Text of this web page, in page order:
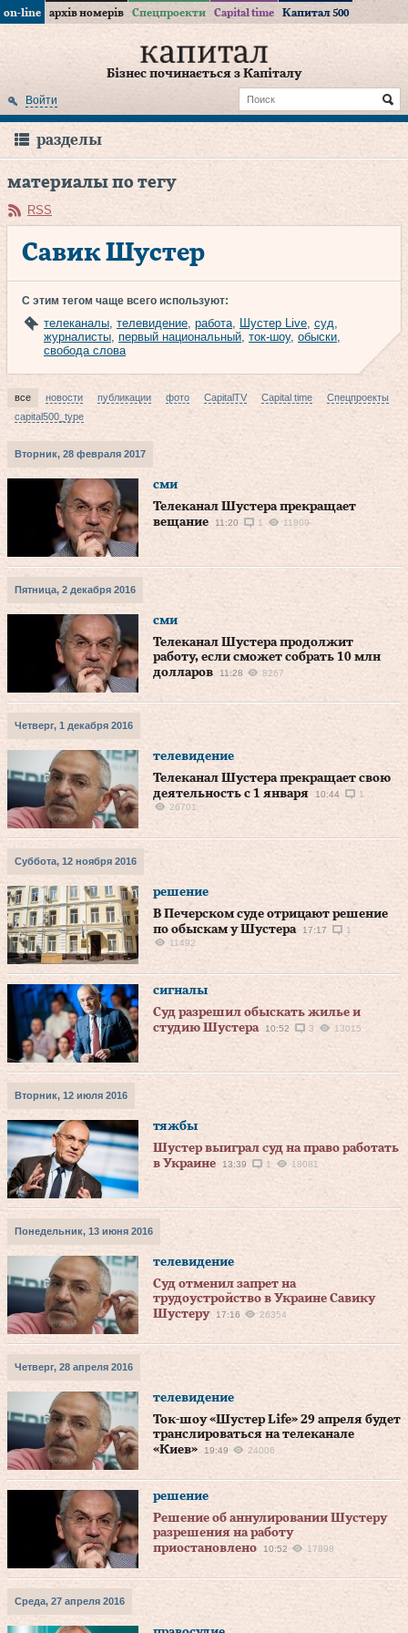
on-line архів номерів Спецпроекти Capital time Капитал 500
Бізнес починається з Капіталу
Войти
разделы
материалы по тегу
RSS
Савик Шустер
С этим тегом чаще всего используют:
телеканалы, телевидение, работа, Шустер Live, суд,
журналисты, первый национальный, ток-шоу, обыски,
свобода слова
все новости публикации фото CapitalTV Capital time
Спецпроекты
capital500_type
Вторник, 28 февраля 2017
сми
Телеканал Шустера прекращает
вещание
11:20 1 11809
Пятница, 2 декабря 2016
сми
Телеканал Шустера продолжит
работу, если сможет собрать 10 млн
долларов
11:28 8267
Четверг, 1 декабря 2016
телевидение
Телеканал Шустера прекращает свою
деятельность с 1 января
10:44
1
26701
Суббота, 12 ноября 2016
решение
В Печерском суде отрицают решение
по обыскам у Шустера
17:17
1
11492
сигналы
Суд разрешил обыскать жилье и
студию Шустера
10:52 3 13015
Вторник, 12 июля 2016
тяжбы
Шустер выиграл суд на право работать
в Украине
13:39 1 18081
Понедельник, 13 июня 2016
телевидение
Суд отменил запрет на
трудоустройство в Украине Савику
Шустеру
17:16 26354
Четверг, 28 апреля 2016
телевидение
Ток-шоу «Шустер Life» 29 апреля будет
транслироваться на телеканале
«Киев»
19:49 24006
решение
Решение об аннулировании Шустеру
разрешения на работу
приостановлено
10:52 17898
Среда, 27 апреля 2016